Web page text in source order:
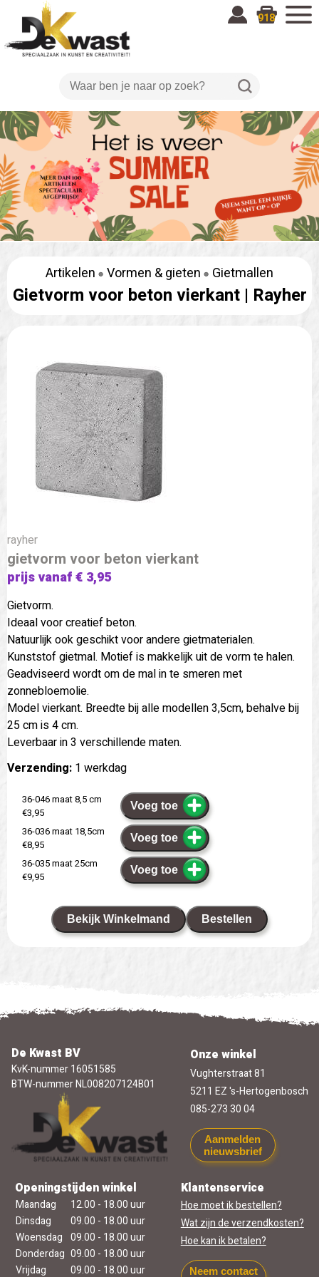
918
Artikelen Vormen & gieten Gietmallen
Gietvorm voor beton vierkant | Rayher
rayher
gietvorm voor beton vierkant
prijs vanaf € 3,95
Gietvorm.
Ideaal voor creatief beton.
Natuurlijk ook geschikt voor andere gietmaterialen.
Kunststof gietmal. Motief is makkelijk uit de vorm te halen.
Geadviseerd wordt om de mal in te smeren met
zonnebloemolie.
Model vierkant. Breedte bij alle modellen 3,5cm, behalve bij
25 cm is 4 cm.
Leverbaar in 3 verschillende maten.
Verzending: 1 werkdag
36-046 maat 8,5 cm
€3,95
Voeg toe
36-036 maat 18,5cm
€8,95
Voeg toe
36-035 maat 25cm
€9,95
Voeg toe
Bekijk Winkelmand Bestellen
De Kwast BV
KvK-nummer 16051585
BTW-nummer NL008207124B01
Onze winkel
Vughterstraat 81
5211 EZ 's-Hertogenbosch
085-273 30 04
Aanmelden
nieuwsbrief
Openingstijden winkel
Maandag
12.00 - 18.00 uur
Dinsdag
09.00 - 18.00 uur
Woensdag 09.00 - 18.00 uur
Donderdag 09.00 - 18.00 uur
Vrijdag
09.00 - 18.00 uur
Klantenservice
Hoe moet ik bestellen?
Wat zijn de verzendkosten?
Hoe kan ik betalen?
Neem contact